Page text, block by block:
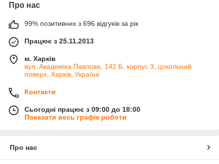
Про нас
99% позитивних з 696 відгуків за рік
Працює з 25.11.2013
м. Харків
вул. Академіка Павлова, 142 Б, корпус 3, цокольний
поверх, Харків, Україна
Контакти
Сьогодні працює з 09:00 до 18:00
Показати весь графік роботи
Про нас